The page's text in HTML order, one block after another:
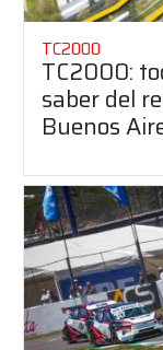
TC2000
TC2000:
saber del
Buenos